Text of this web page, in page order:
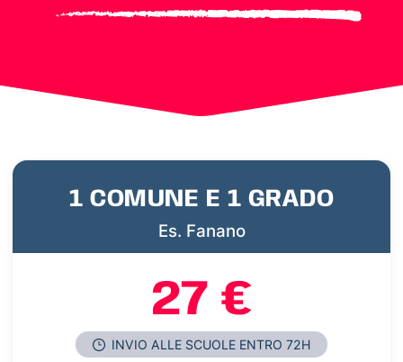
1 COMUNE E 1 GRADO
Es. Fanano
27 €
INVIO ALLE SCUOLE ENTRO 72H